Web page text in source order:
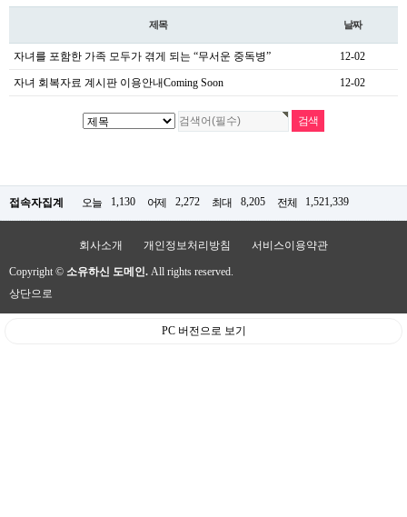
제목 날짜
자녀를 포함한 가족 모두가 겪게 되는 “무서운 중독병” 12-02
자녀 회복자료 계시판 이용안내Coming Soon 12-02
접속자집계 오늘 1,130 어제 2,272 최대 8,205 전체 1,521,339
회사소개 개인정보처리방침 서비스이용약관
Copyright © 소유하신 도메인. All rights reserved.
상단으로
PC 버전으로 보기